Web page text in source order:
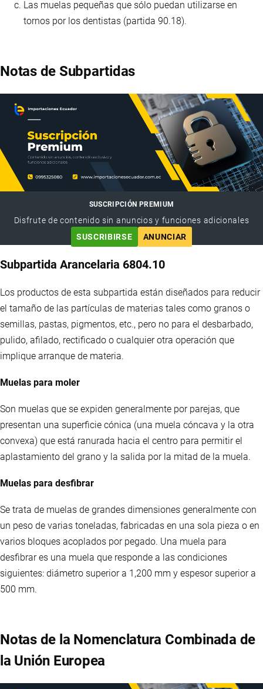
Las muelas pequeñas que sólo puedan utilizarse en
tornos por los dentistas (partida 90.18).
Notas de Subpartidas
SUSCRIPCIÓN PREMIUM
Disfrute de contenido sin anuncios y funciones adicionales
SUSCRIBIRSE
ANUNCIAR
Subpartida Arancelaria 6804.10
Los productos de esta subpartida están diseñados para reducir
el tamaño de las partículas de materias tales como granos o
semillas, pastas, pigmentos, etc., pero no para el desbarbado,
pulido, afilado, rectificado o cualquier otra operación que
implique arranque de materia.
Muelas para moler
Son muelas que se expiden generalmente por parejas, que
presentan una superficie cónica (una muela cóncava y la otra
convexa) que está ranurada hacia el centro para permitir el
aplastamiento del grano y la salida por la mitad de la muela.
Muelas para desfibrar
Se trata de muelas de grandes dimensiones generalmente con
un peso de varias toneladas, fabricadas en una sola pieza o en
varios bloques acoplados por pegado. Una muela para
desfibrar es una muela que responde a las condiciones
siguientes: diámetro superior a 1,200 mm y espesor superior a
500 mm.
Notas de la Nomenclatura Combinada de
la Unión Europea